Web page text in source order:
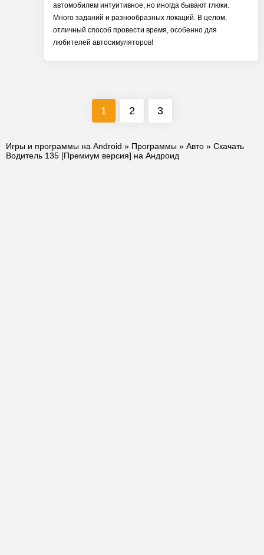
автомобилем интуитивное, но иногда бывают глюки.
Много заданий и разнообразных локаций. В целом,
отличный способ провести время, особенно для
любителей автосимуляторов!
1 2 3
Игры и программы на Android » Программы » Авто » Скачать
Водитель 135 [Премиум версия] на Андроид